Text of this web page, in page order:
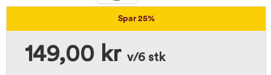
Spar 25%
149,00 kr v/6 stk